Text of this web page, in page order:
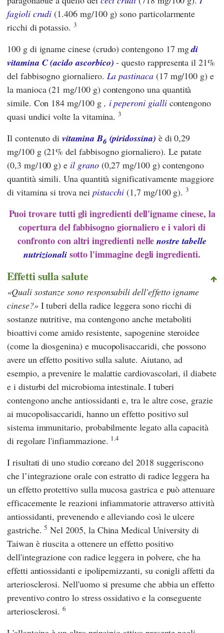
fagioli crudi (1.406 mg/100 g) sono particolarmente
ricchi di potassio. 3
100 g di igname cinese (crudo) contengono 17 mgdi
vitamina C (acido ascorbico) - questo rappresenta il 21%
del fabbisogno giornaliero. La pastinaca(17 mg/100 g) e
la manioca (21 mg/100 g) contengono una quantità
simile. Con 184 mg/100 g , i peperoni giallicontengono
quasi undici volte la vitamina.3
Il contenuto divitamina B6(piridossina) è di 0,29
mg/100 g (21% del fabbisogno giornaliero). Le patate
(0,3 mg/100 g) e il grano(0,27 mg/100 g) contengono
quantità simili. Una quantità significativamente maggiore
di vitamina si trova nei pistacchi (1,7 mg/100 g).3
Puoi trovare tutti gli ingredienti dell'igname cinese, la
copertura del fabbisogno giornaliero e i valori di
confronto con altri ingredienti nellenostre tabelle
nutrizionalisotto l'immagine degli ingredienti.
Effetti sulla salute
Quali sostanze sono responsabili dell'effetto igname
cinese? I tuberi della radice leggera sono ricchi di
sostanze nutritive, ma contengono anche metaboliti
bioattivi come amido resistente, sapogenine steroidee
(come la diosgenina) e mucopolisaccaridi, che possono
avere un effetto positivo sulla salute. Aiutano, ad
esempio, a prevenire le malattie cardiovascolari, il diabete
e i disturbi del microbioma intestinale. I tuberi
contengono anche antiossidanti e, tra le altre cose, grazie
ai mucopolisaccaridi, hanno un effetto positivo sul
sistema immunitario, probabilmente legato alla capacità
di regolare l'infiammazione. 1.4
I risultati di uno studio coreano del 2018 suggeriscono
che l’integrazione orale con estratto di radice leggera ha
un effetto protettivo sulla mucosa gastrica e può attenuare
efficacemente le reazioni infiammatorie attraverso attività
antiossidanti, prevenendo e alleviando così le ulcere
gastriche.5 Nel 2005, la China Medical University di
Taiwan è riuscita a ottenere un effetto positivo
dell'integrazione con radice leggera in polvere, che ha
effetti antiossidanti e ipolipemizzanti, su conigli affetti da
arteriosclerosi. Nell'uomo si presume che abbia un effetto
preventivo contro lo stress ossidativo e la conseguente
arteriosclerosi.6